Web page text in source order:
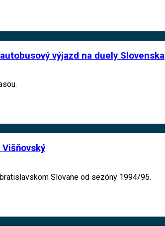
výjazd na duely Slovenska
Slovane od sezóny 1994/95.